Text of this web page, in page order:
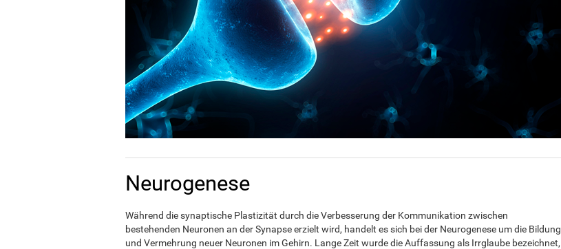
Neurogenese
Während die synaptische Plastizität durch die Verbesserung der Kommunikation zwischen
bestehenden Neuronen an der Synapse erzielt wird, handelt es sich bei der Neurogenese um die Bildung
und Vermehrung neuer Neuronen im Gehirn. Lange Zeit wurde die Auffassung als Irrglaube bezeichnet,